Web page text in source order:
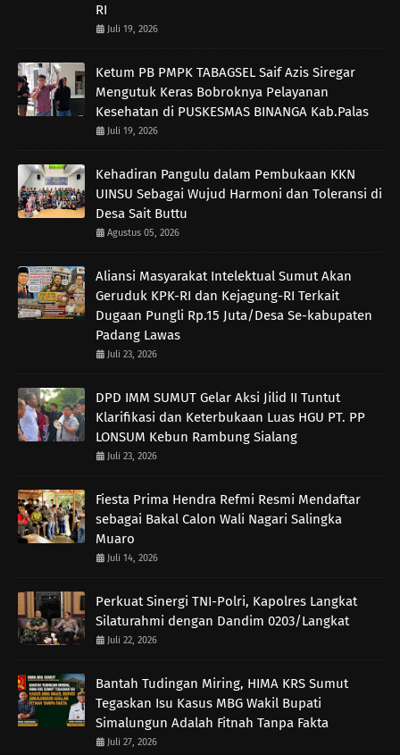
RI
Juli 19, 2026
Ketum PB PMPK TABAGSEL Saif Azis Siregar
Mengutuk Keras Bobroknya Pelayanan
Kesehatan di PUSKESMAS BINANGA Kab.Palas
Juli 19, 2026
Kehadiran Pangulu dalam Pembukaan KKN
UINSU Sebagai Wujud Harmoni dan Toleransi di
Desa Sait Buttu
Agustus 05, 2026
Aliansi Masyarakat Intelektual Sumut Akan
Geruduk KPK-RI dan Kejagung-RI Terkait
Dugaan Pungli Rp.15 Juta/Desa Se-kabupaten
Padang Lawas
Juli 23, 2026
DPD IMM SUMUT Gelar Aksi Jilid II Tuntut
Klarifikasi dan Keterbukaan Luas HGU PT. PP
LONSUM Kebun Rambung Sialang
Juli 23, 2026
Fiesta Prima Hendra Refmi Resmi Mendaftar
sebagai Bakal Calon Wali Nagari Salingka
Muaro
Juli 14, 2026
Perkuat Sinergi TNI-Polri, Kapolres Langkat
Silaturahmi dengan Dandim 0203/Langkat
Juli 22, 2026
Bantah Tudingan Miring, HIMA KRS Sumut
Tegaskan Isu Kasus MBG Wakil Bupati
Simalungun Adalah Fitnah Tanpa Fakta
Juli 27, 2026